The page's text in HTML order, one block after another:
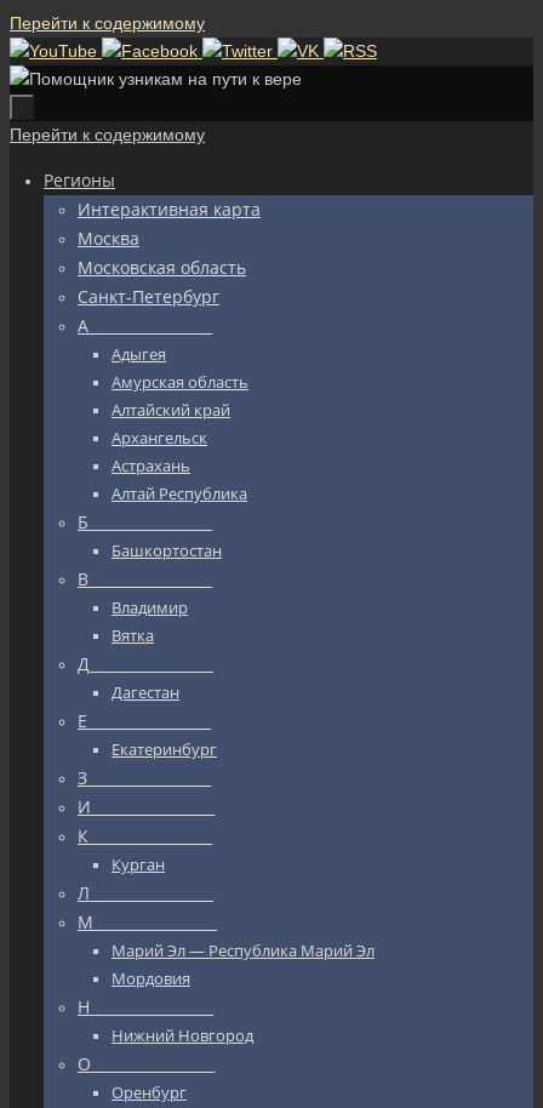
Перейти к содержимому
Перейти к содержимому
Регионы
Интерактивная карта
Москва
Московская область
Санкт-Петербург
А_________________
Адыгея
Амурская область
Алтайский край
Архангельск
Астрахань
Алтай Республика
Б_________________
Башкортостан
В_________________
Владимир
Вятка
Д_________________
Дагестан
Е_________________
Екатеринбург
З_________________
И_________________
К_________________
Курган
Л_________________
М_________________
Марий Эл — Республика Марий Эл
Мордовия
Н_________________
Нижний Новгород
О_________________
Оренбург